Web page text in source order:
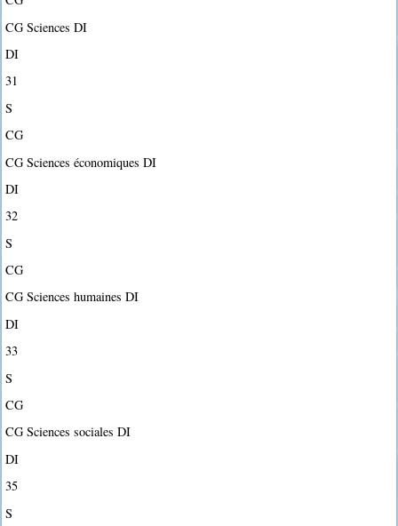
CG Sciences DI
DI
31
S
CG
CG Sciences économiques DI
DI
32
S
CG
CG Sciences humaines DI
DI
33
S
CG
CG Sciences sociales DI
DI
35
S